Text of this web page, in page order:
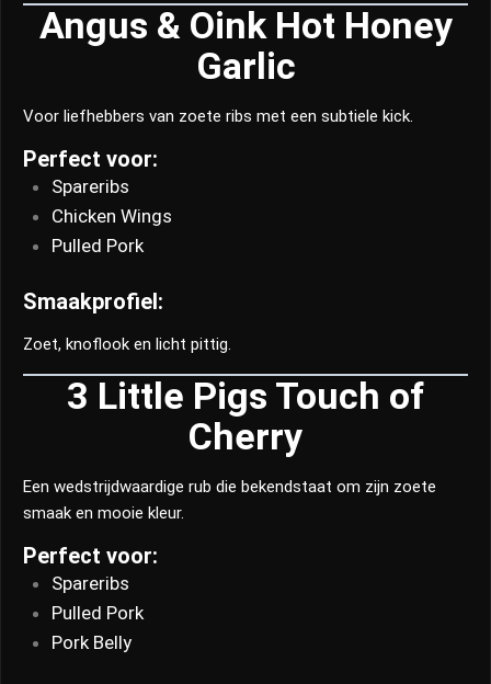
Angus & Oink Hot Honey
Garlic
Voor liefhebbers van zoete ribs met een subtiele kick.
Perfect voor:
Spareribs
Chicken Wings
Pulled Pork
Smaakprofiel:
Zoet, knoflook en licht pittig.
3 Little Pigs Touch of
Cherry
Een wedstrijdwaardige rub die bekendstaat om zijn zoete
smaak en mooie kleur.
Perfect voor:
Spareribs
Pulled Pork
Pork Belly